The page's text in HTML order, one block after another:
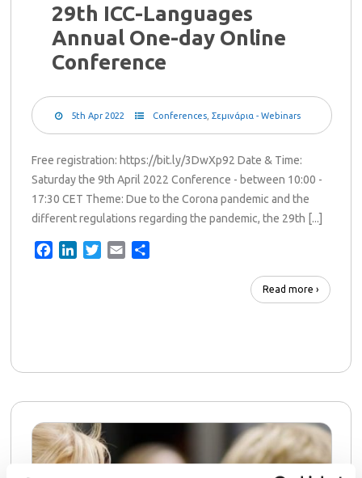
29th ICC-Languages
Annual One-day Online
Conference
5th Apr 2022 Conferences, Σεμινάρια - Webinars
Free registration: https://bit.ly/3DwXp92 Date & Time:
Saturday the 9th April 2022 Conference - between 10:00 -
17:30 CET Theme: Due to the Corona pandemic and the
different regulations regarding the pandemic, the 29th [...]
FacebookLinkedInTwitterEmail
Read more ›